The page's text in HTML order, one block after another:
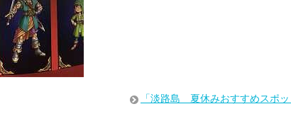
「淡路島 夏休みおすすめスポ